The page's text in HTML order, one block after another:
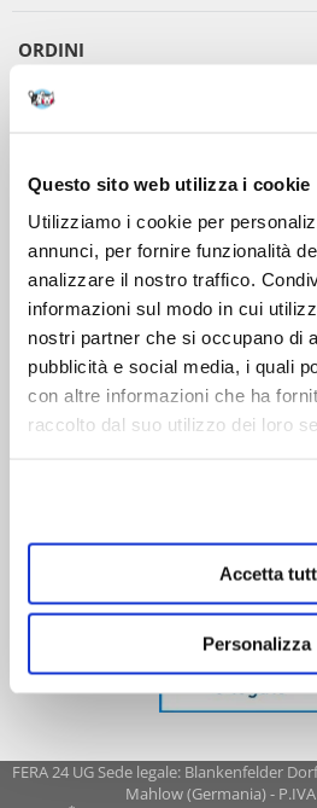
Questo sito web utilizza i cookie
Utilizziamo i cookie per
annunci, per fornire funzionalità
analizzare il nostro traffico.
informazioni sul modo in cui
nostri partner che si occupano di
pubblicità e social media, i quali
con altre informazioni che ha
raccolto dal suo utilizzo dei loro
Accetta
Personalizza
ORDINI
DOPO L'ACQUISTO
VIENI A CONOSCERCI
FERA 24 UG Sede legale: Blankenfelder
Mahlow (Germania) -